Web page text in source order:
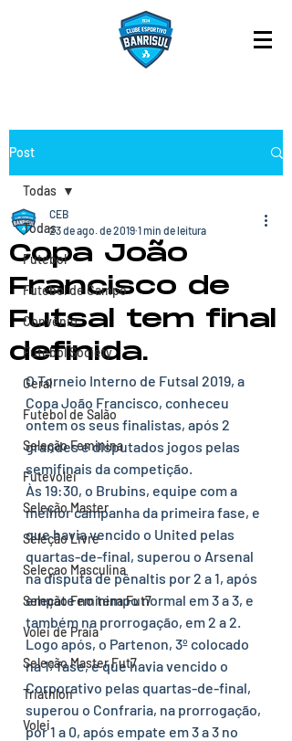
Post
Todas
Futebol
Futebol de Campo
Convênio
Futebol Society
Geral
Futebol de Salão
Seleção Feminina
Futevolei
Seleção Master
Seleção Livre
Seleçao Masculina
Seleção Feminina Fut7
Volei de Praia
Seleção Master Fut7
Triathlon
Volei
Todas
Copa João
Francisco de
Futsal tem final
definida.
CEB
23 de ago. de 2019 1 min de leitura
O Torneio Interno de Futsal 2019, a
Copa João Francisco, conheceu
ontem os seus finalistas, após 2
grandes e disputados jogos pelas
semifinais da competição.
Às 19:30, o Brubins, equipe com a
melhor campanha da primeira fase, e
que havia vencido o United pelas
quartas-de-final, superou o Arsenal
na disputa de pênaltis por 2 a 1, após
empate no tempo normal em 3 a 3, e
também na prorrogação, em 2 a 2.
Logo após, o Partenon, 3º colocado
na 1ª fase, e que havia vencido o
Corporativo pelas quartas-de-final,
superou o Confraria, na prorrogação,
por 1 a 0, após empate em 3 a 3 no